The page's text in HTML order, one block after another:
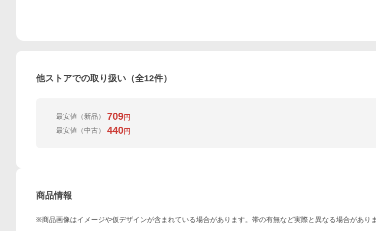
他ストアでの取り扱い（全12件）
最安値 （新品） 709円
最安値 （中古） 440円
商品情報
※商品画像はイメージや仮デザインが含まれている場合があります。帯の有無など実際と異なる場合がありま